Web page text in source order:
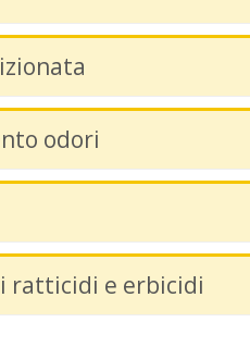
odori
ratticidi e erbicidi